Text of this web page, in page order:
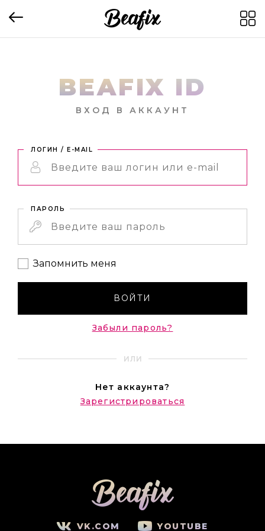
BEAFIX ID
ВХОД В АККАУНТ
ЛОГИН / E-MAIL
ПАРОЛЬ
Запомнить меня
ВОЙТИ
Забыли пароль?
ИЛИ
Нет аккаунта?
Зарегистрироваться
VK.COM YOUTUBE